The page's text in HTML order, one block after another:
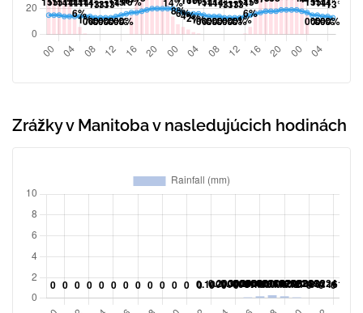
Zrážky v Manitoba v nasledujúcich hodinách